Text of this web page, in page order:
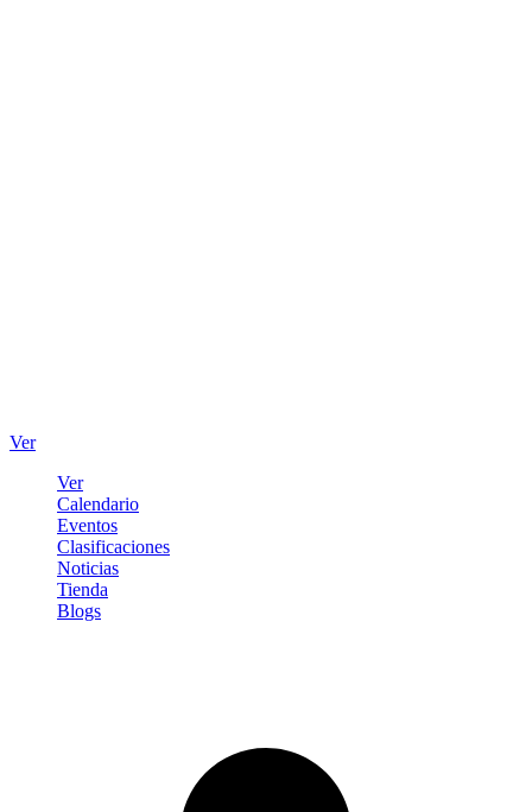
Ver
Ver
Calendario
Eventos
Clasificaciones
Noticias
Tienda
Blogs